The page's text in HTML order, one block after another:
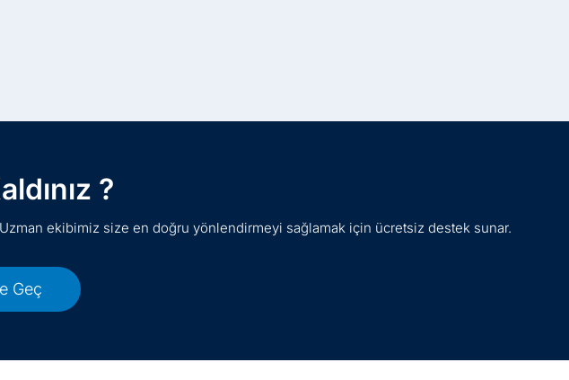
?
ekibimiz size en doğru yönlendirmeyi sağlamak için ücretsiz destek sunar.
Geç